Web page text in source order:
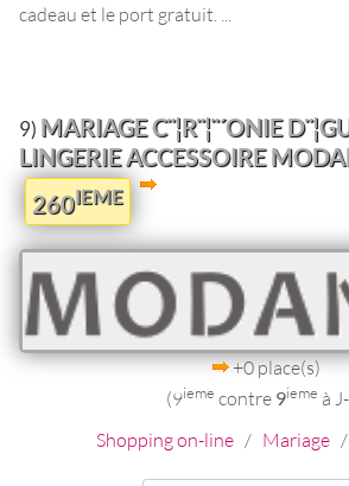
cadeau et le port gratuit. ...
9) MARIAGE C¨¦R¨¦¨´ONIE
LINGERIE ACCESSOIRE
260IEME
+0 place(s)
(9ieme contre 9ieme à
Shopping on-line / Mariage /